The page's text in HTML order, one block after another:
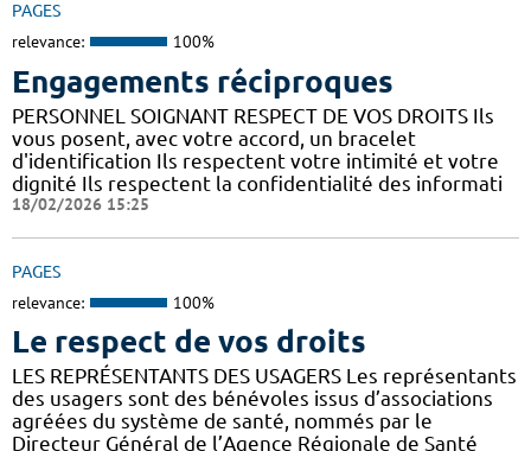
PAGES
relevance: 100%
Engagements réciproques
PERSONNEL SOIGNANT RESPECT DE VOS DROITS Ils
vous posent, avec votre accord, un bracelet
d'identification Ils respectent votre intimité et votre
dignité Ils respectent la confidentialité des informati
18/02/2026 15:25
PAGES
relevance: 100%
Le respect de vos droits
LES REPRÉSENTANTS DES USAGERS Les représentants
des usagers sont des bénévoles issus d’associations
agréées du système de santé, nommés par le
Directeur Général de l’Agence Régionale de Santé